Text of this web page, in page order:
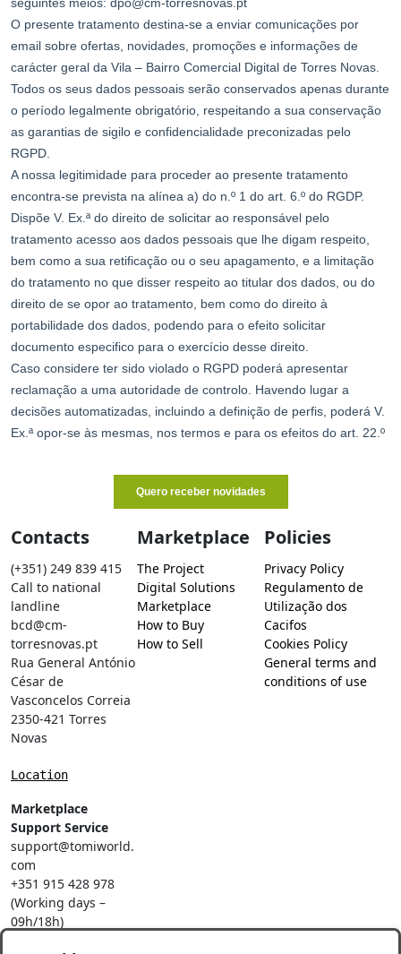
Contacts
(+351) 249 839 415
Call to national
landline
bcd@cm-
torresnovas.pt
Rua General António
César de
Vasconcelos Correia
2350-421 Torres
Novas
Location
Marketplace
Support Service
support@tomiworld.
com
+351 915 428 978
(Working days –
09h/18h)
Marketplace
The Project
Digital Solutions
Marketplace
How to Buy
How to Sell
Policies
Privacy Policy
Regulamento de
Utilização dos
Cacifos
Cookies Policy
General terms and
conditions of use